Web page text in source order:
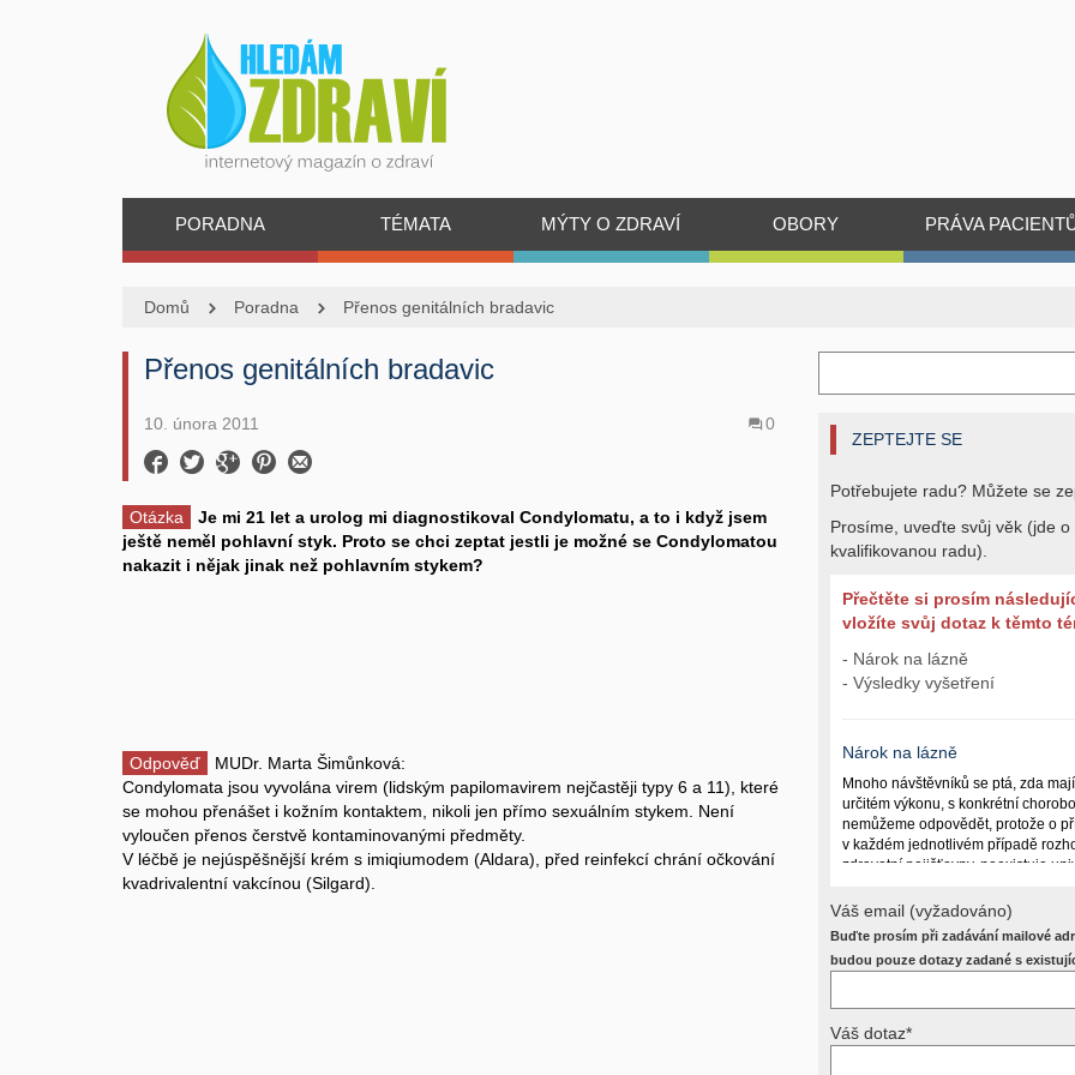
PORADNA TÉMATA MÝTY O ZDRAVÍ OBORY PRÁVA
Domů Poradna Přenos genitálních bradavic
Přenos genitálních bradavic
10. února 2011 0
Otázka
Je mi 21 let a urolog mi diagnostikoval Condylomatu, a to i když jsem
ještě neměl pohlavní styk. Proto se chci zeptat jestli je možné se Condylomatou
nakazit i nějak jinak než pohlavním stykem?
Odpověď
MUDr. Marta Šimůnková:
Condylomata jsou vyvolána virem (lidským papilomavirem nejčastěji typy 6 a 11), které
se mohou přenášet i kožním kontaktem, nikoli jen přímo sexuálním stykem. Není
vyloučen přenos čerstvě kontaminovanými předměty.
V léčbě je nejúspěšnější krém s imiqiumodem (Aldara), před reinfekcí chrání očkování
kvadrivalentní vakcínou (Silgard).
ZEPTEJTE SE
Potřebujete radu? Můžete se
Prosíme, uveďte svůj věk (jde
kvalifikovanou radu).
Přečtěte si prosím
vložíte svůj dotaz k těmto
- Nárok na lázně
- Výsledky vyšetření
Nárok na lázně
Mnoho návštěvníků se ptá, zda mají
určitém výkonu, s konkrétní
nemůžeme odpovědět, protože o
v každém jednotlivém případě
zdravotní pojišťovny, neexistuje
(kuřáctví, inkontinence), funkčním
dalších zdravotních okolnostech.
Požádejte svého ošetřujícího
Váš email (vyžadováno)
Buďte prosím při zadávání mailové
budou pouze dotazy zadané s
Váš dotaz*